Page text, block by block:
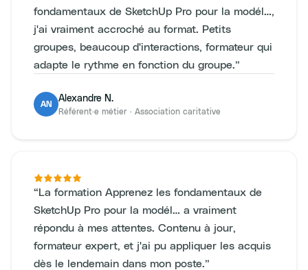
fondamentaux de SketchUp Pro pour la modél…,
j'ai vraiment accroché au format. Petits
groupes, beaucoup d'interactions, formateur qui
adapte le rythme en fonction du groupe.”
AN
Alexandre N.
Référent·e métier · Association caritative
“La formation Apprenez les fondamentaux de
SketchUp Pro pour la modél… a vraiment
répondu à mes attentes. Contenu à jour,
formateur expert, et j'ai pu appliquer les acquis
dès le lendemain dans mon poste.”